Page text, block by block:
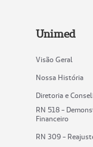
Unimed
Visão Geral
Nossa História
Diretoria e
RN 518 -
Financeiro
RN 309 -